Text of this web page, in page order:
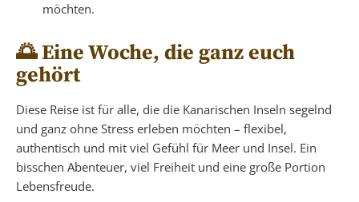
möchten.
🌅 Eine Woche, die ganz euch
gehört
Diese Reise ist für alle, die die Kanarischen Inseln segelnd
und ganz ohne Stress erleben möchten – flexibel,
authentisch und mit viel Gefühl für Meer und Insel. Ein
bisschen Abenteuer, viel Freiheit und eine große Portion
Lebensfreude.